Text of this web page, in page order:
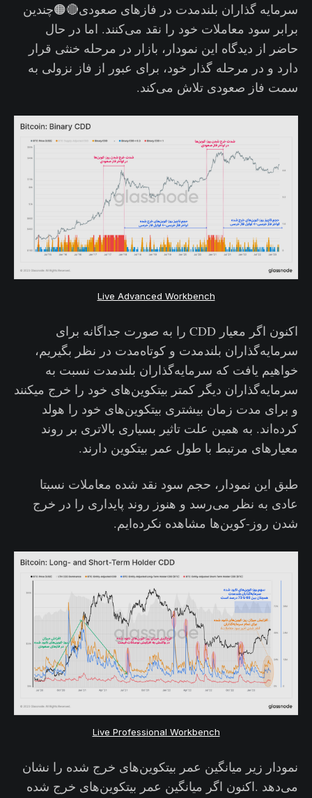
سرمایه گذاران بلندمدت در فازهای صعودی🔴🟠چندین
برابر سود معاملات خود را نقد می‌کنند. اما در حال
حاضر از دیدگاه این نمودار، بازار در مرحله خنثی قرار
دارد و در مرحله گذار خود، برای عبور از فاز نزولی به
سمت فاز صعودی تلاش می‌کند.
Live Advanced Workbench
اکنون اگر معیار CDD را به صورت جداگانه برای
سرمایه‌گذاران بلندمدت و کوتاه‌مدت در نظر بگیریم،
خواهیم یافت که سرمایه‌گذاران بلندمدت نسبت به
سرمایه‌گذاران دیگر کمتر بیتکوین‌های خود را خرج میکنند
و برای مدت زمان بیشتری بیتکوین‌های خود را هولد
کرده‌اند. به همین علت تاثیر بسیاری بالاتری بر روند
معیارهای مرتبط با طول عمر بیتکوین دارند.
طبق این نمودار، حجم سود نقد شده معاملات نسبتا
عادی به نظر می‌رسد و هنوز روند پایداری را در خرج
شدن روز-کوین‌ها مشاهده نکرده‌ایم.
Live Professional Workbench
نمودار زیر میانگین عمر بیتکوین‌های خرج شده را نشان
می‌دهد .اکنون اگر میانگین عمر بیتکوین‌های خرج شده